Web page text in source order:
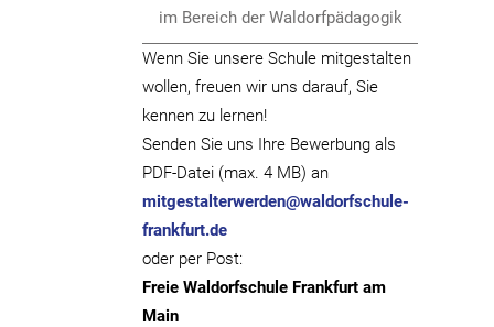
im Bereich der Waldorfpädagogik
Wenn Sie unsere Schule mitgestalten
wollen, freuen wir uns darauf, Sie
kennen zu lernen!
Senden Sie uns Ihre Bewerbung als
PDF-Datei (max. 4 MB) an
mitgestalterwerden@waldorfschule-
frankfurt.de
oder per Post:
Freie Waldorfschule Frankfurt am
Main